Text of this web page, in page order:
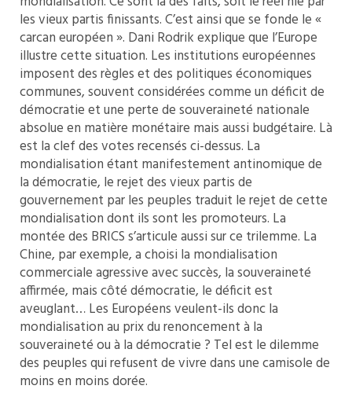
les vieux partis finissants. C’est ainsi que se fonde le «
carcan européen ». Dani Rodrik explique que l’Europe
illustre cette situation. Les institutions européennes
imposent des règles et des politiques économiques
communes, souvent considérées comme un déficit de
démocratie et une perte de souveraineté nationale
absolue en matière monétaire mais aussi budgétaire. Là
est la clef des votes recensés ci-dessus. La
mondialisation étant manifestement antinomique de
la démocratie, le rejet des vieux partis de
gouvernement par les peuples traduit le rejet de cette
mondialisation dont ils sont les promoteurs. La
montée des BRICS s’articule aussi sur ce trilemme. La
Chine, par exemple, a choisi la mondialisation
commerciale agressive avec succès, la souveraineté
affirmée, mais côté démocratie, le déficit est
aveuglant… Les Européens veulent-ils donc la
mondialisation au prix du renoncement à la
souveraineté ou à la démocratie ? Tel est le dilemme
des peuples qui refusent de vivre dans une camisole de
moins en moins dorée.